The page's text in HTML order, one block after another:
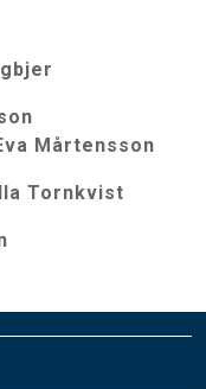
Mårtensson
Tornkvist